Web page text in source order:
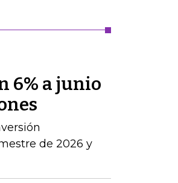
6% a junio
de 2026 y